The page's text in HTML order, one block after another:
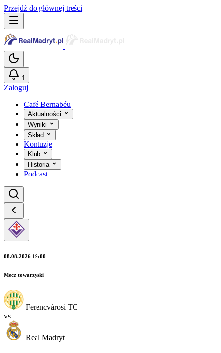
Przejdź do głównej treści
1
Zaloguj
Café Bernabéu
Aktualności
Wyniki
Skład
Kontuzje
Klub
Historia
Podcast
08.08.2026 19:00
Mecz towarzyski
Ferencvárosi TC
vs
Real Madryt